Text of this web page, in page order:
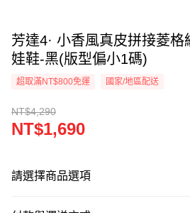
芳達4· 小香風真皮拼接菱
娃鞋-黑(版型偏小1碼)
超取滿NT$800免運 國家/地區配送
NT$4,290
NT$1,690
請選擇商品選項